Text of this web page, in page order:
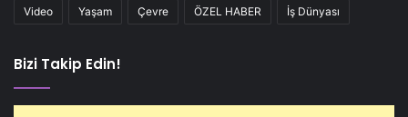
Video Yaşam Çevre ÖZEL HABER İş Dünyası
Bizi Takip Edin!